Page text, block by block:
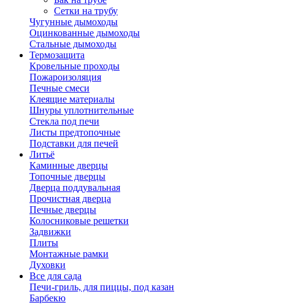
Сетки на трубу
Чугунные дымоходы
Оцинкованные дымоходы
Стальные дымоходы
Термозащита
Кровельные проходы
Пожароизоляция
Печные смеси
Клеящие материалы
Шнуры уплотнительные
Стекла под печи
Листы предтопочные
Подставки для печей
Литьё
Каминные дверцы
Топочные дверцы
Дверца поддувальная
Прочистная дверца
Печные дверцы
Колосниковые решетки
Задвижки
Плиты
Монтажные рамки
Духовки
Все для сада
Печи-гриль, для пиццы, под казан
Барбекю